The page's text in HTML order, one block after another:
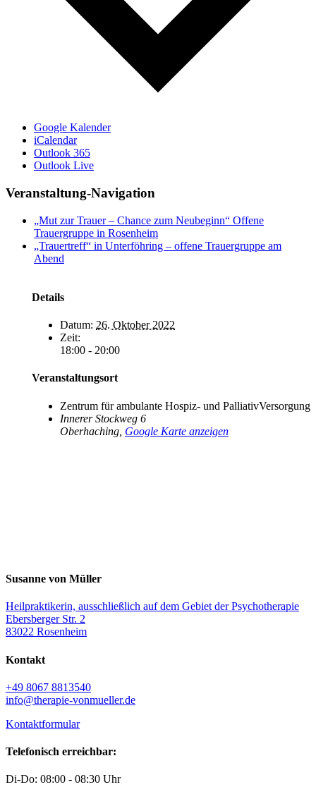
Google Kalender
iCalendar
Outlook 365
Outlook Live
Veranstaltung-Navigation
„Mut zur Trauer – Chance zum Neubeginn“ Offene
Trauergruppe in Rosenheim
„Trauertreff“ in Unterföhring – offene Trauergruppe am
Abend
Details
Datum: 26. Oktober 2022
Zeit:
18:00 - 20:00
Veranstaltungsort
Zentrum für ambulante Hospiz- und PalliativVersorgung
Innerer Stockweg 6
Oberhaching Google Karte anzeigen
Susanne von Müller
Heilpraktikerin, ausschließlich auf dem Gebiet der Psychotherapie
Ebersberger Str. 2
83022 Rosenheim
Kontakt
+49 8067 8813540
info@therapie-vonmueller.de
Kontaktformular
Telefonisch erreichbar:
Di-Do: 08:00 - 08:30 Uhr